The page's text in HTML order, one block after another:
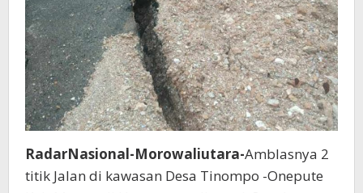
RadarNasional-Morowaliutara-Amblasnya 2
titik Jalan di kawasan Desa Tinompo -Onepute